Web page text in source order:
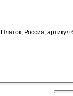
Платок, Россия,